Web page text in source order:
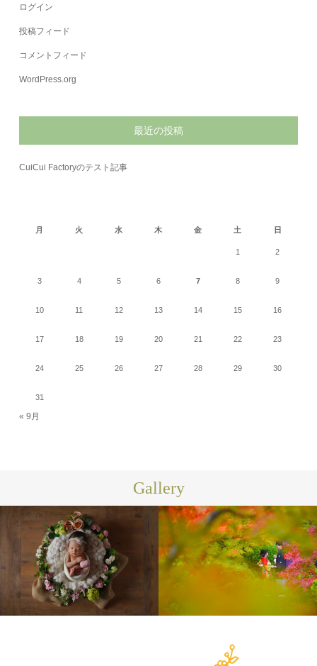
ログイン
投稿フィード
コメントフィード
WordPress.org
最近の投稿
CuiCui Factoryのテスト記事
月
火 水 木 金 土 日
1 2
3 4 5 6 7 8 9
10 11 12 13 14 15 16
17 18 19 20 21 22 23
24 25 26 27 28 29 30
31
« 9月
Gallery